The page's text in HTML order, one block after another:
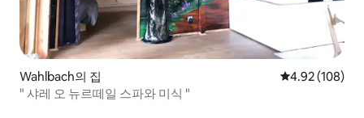
Wahlbach의 집 평점 4.92점(5
4.92 (108)
" 샤레 오 뉴르떼일 스파와 미식 "